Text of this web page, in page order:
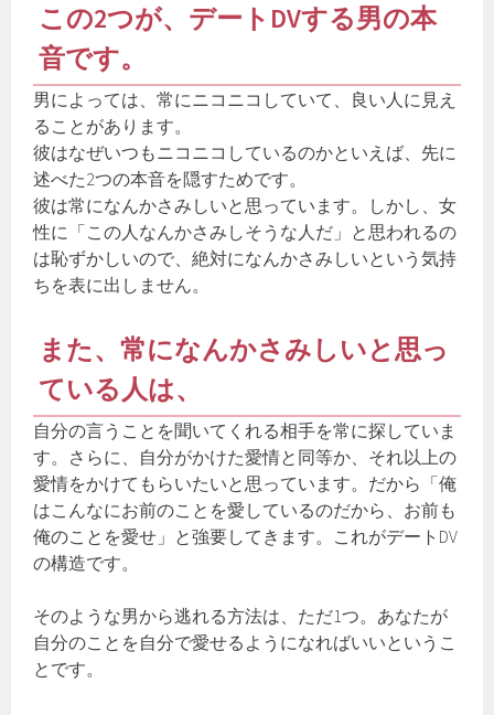
この2つが、デートDVする男の本
音です。
男によっては、常にニコニコしていて、良い人に見え
ることがあります。
彼はなぜいつもニコニコしているのかといえば、先に
述べた2つの本音を隠すためです。
彼は常になんかさみしいと思っています。しかし、女
性に「この人なんかさみしそうな人だ」と思われるの
は恥ずかしいので、絶対になんかさみしいという気持
ちを表に出しません。
また、常になんかさみしいと思っ
ている人は、
自分の言うことを聞いてくれる相手を常に探していま
す。さらに、自分がかけた愛情と同等か、それ以上の
愛情をかけてもらいたいと思っています。だから「俺
はこんなにお前のことを愛しているのだから、お前も
俺のことを愛せ」と強要してきます。これがデートDV
の構造です。
そのような男から逃れる方法は、ただ1つ。あなたが
自分のことを自分で愛せるようになればいいというこ
とです。